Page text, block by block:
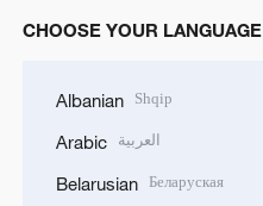
CHOOSE YOUR LANGUAGE
Albanian Shqip
Arabic العربية
Belarusian Беларуская